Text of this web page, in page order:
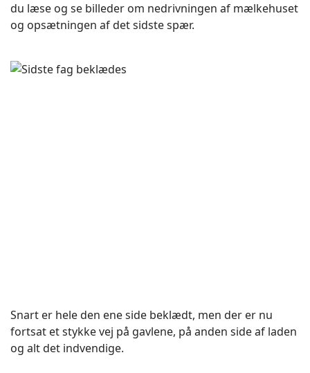
du læse og se billeder om nedrivningen af mælkehuset
og opsætningen af det sidste spær.
Snart er hele den ene side beklædt, men der er nu
fortsat et stykke vej på gavlene, på anden side af laden
og alt det indvendige.